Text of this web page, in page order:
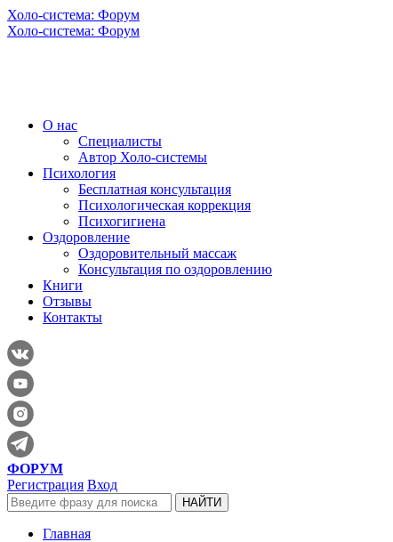
Холо-система: Форум
Холо-система: Форум
О нас
Специалисты
Автор Холо-системы
Психология
Бесплатная консультация
Психологическая коррекция
Психогигиена
Оздоровление
Оздоровительный массаж
Консультация по оздоровлению
Книги
Отзывы
Контакты
ФОРУМ
Регистрация Вход
Главная